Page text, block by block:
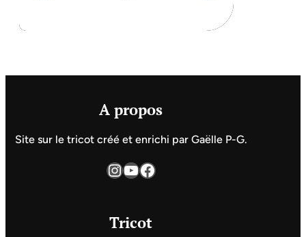
A propos
Site sur le tricot créé et enrichi par Gaëlle P-G.
InstagramYouTube Facebook
Tricot